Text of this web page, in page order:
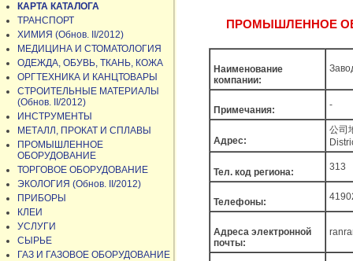
ПРОМЫШЛЕННОЕ
Наименование
компании:
Примечания: -
Адрес:
公司
Тел. код региона: 313
Телефоны:
Адреса электронной
почты:
КАРТА КАТАЛОГА
ТРАНСПОРТ
ХИМИЯ (Обнов. II/2012)
МЕДИЦИНА И СТОМАТОЛОГИЯ
ОДЕЖДА, ОБУВЬ, ТКАНЬ, КОЖА
ОРГТЕХНИКА И КАНЦТОВАРЫ
СТРОИТЕЛЬНЫЕ МАТЕРИАЛЫ
(Обнов. II/2012)
ИНСТРУМЕНТЫ
МЕТАЛЛ, ПРОКАТ И СПЛАВЫ
ПРОМЫШЛЕННОЕ
ОБОРУДОВАНИЕ
ТОРГОВОЕ ОБОРУДОВАНИЕ
ЭКОЛОГИЯ (Обнов. II/2012)
ПРИБОРЫ
КЛЕИ
УСЛУГИ
СЫРЬЕ
ГАЗ И ГАЗОВОЕ ОБОРУДОВАНИЕ